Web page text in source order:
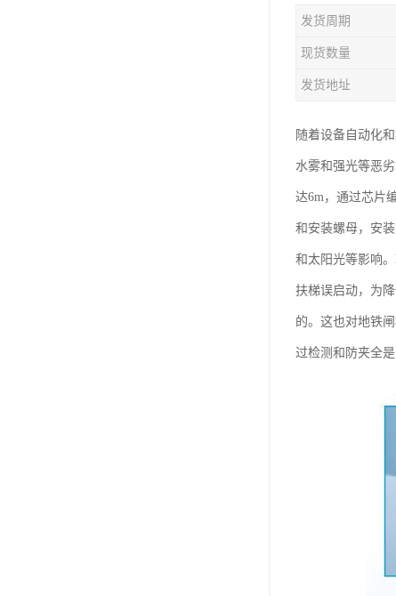
发货周期
现货数量
发货地址
随着设备自动化
水雾和强光等恶
达6m，通过芯片
和安装螺母，安
和太阳光等影响
扶梯误启动，为
的。这也对地铁
过检测和防夹全